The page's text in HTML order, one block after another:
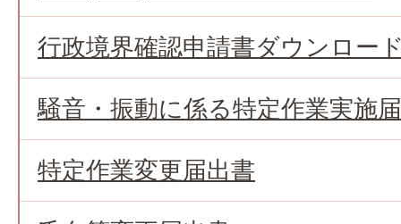
行政境界確認申請書ダウンロー
騒音・振動に係る特定作業実施
特定作業変更届出書